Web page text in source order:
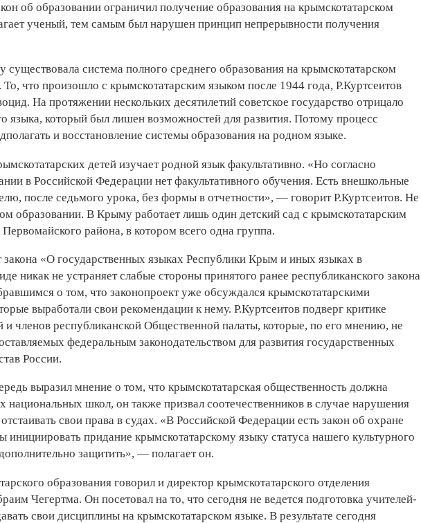
об образовании ограничил получение образования на крымскотатарском
ученый, тем самым был нарушен принцип непрерывности получения
система полного среднего образования на крымскотатарском
что произошло с крымскотатарским языком после 1944 года, Р.Куртсеитов
На протяжении нескольких десятилетий советское государство отрицало
языка, который был лишен возможностей для развития. Потому процесс
и восстановление системы образования на родном языке.
детей изучает родной язык факультативно. «Но согласно
в Российской Федерации нет факультативного обучения. Есть внешкольные
после седьмого урока, без формы в отчетности», — говорит Р.Куртсеитов. Не
образовании. В Крыму работает лишь один детский сад с крымскотатарским
района, в котором всего одна группа.
«О государственных языках Республики Крым и иных языках в
никак не устраняет слабые стороны принятого ранее республиканского закона
о том, что законопроект уже обсуждался крымскотатарскими
выработали свои рекомендации к нему. Р.Куртсеитов подверг критике
членов республиканской Общественной палаты, которые, по его мнению, не
федеральным законодательством для развития государственных
России.
выразил мнение о том, что крымскотатарская общественность должна
национальных школ, он также призвал соотечественников в случае нарушения
свои права в судах. «В Российской Федерации есть закон об охране
придание крымскотатарскому языку статуса нашего культурного
защитить», — полагает он.
образования говорил и директор крымскотатарского отделения
Чегертма. Он посетовал на то, что сегодня не ведется подготовка учителей-
свои дисциплины на крымскотатарском языке. В результате сегодня